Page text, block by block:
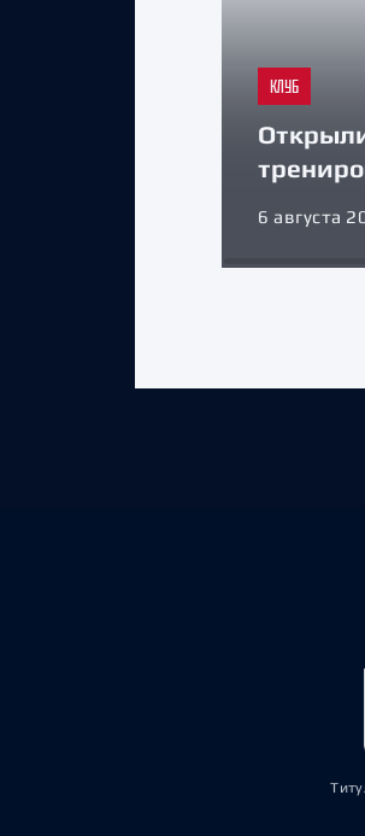
КЛУБ
6 августа